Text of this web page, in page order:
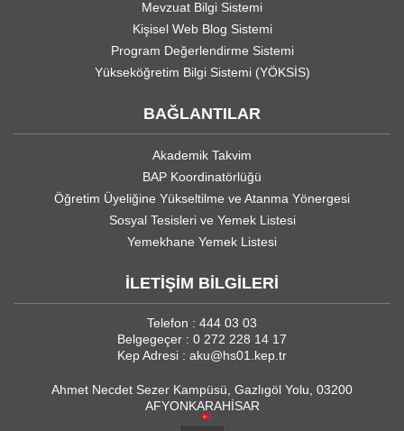
Mevzuat Bilgi Sistemi
Kişisel Web Blog Sistemi
Program Değerlendirme Sistemi
Yükseköğretim Bilgi Sistemi (YÖKSİS)
BAĞLANTILAR
Akademik Takvim
BAP Koordinatörlüğü
Öğretim Üyeliğine Yükseltilme ve Atanma Yönergesi
Sosyal Tesisleri ve Yemek Listesi
Yemekhane Yemek Listesi
İLETİŞİM BİLGİLERİ
Telefon : 444 03 03
Belgegeçer : 0 272 228 14 17
Kep Adresi : aku@hs01.kep.tr
Ahmet Necdet Sezer Kampüsü, Gazlıgöl Yolu, 03200
AFYONKARAHİSAR